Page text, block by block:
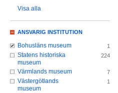
Visa alla
ANSVARIG INSTITUTION
Bohusläns museum 1
Statens historiska
museum
224
Värmlands museum 7
Västergötlands
museum
1